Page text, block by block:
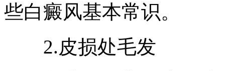
些白癜风基本常识。
2.皮损处毛发